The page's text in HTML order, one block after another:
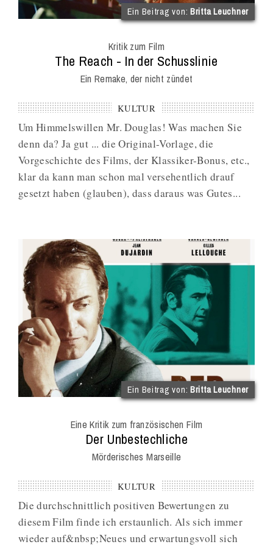
Ein Beitrag von:Britta Leuchner
Kritik zum Film
:
The Reach - In der Schusslinie
Ein Remake, der nicht zündet
KULTUR
Um Himmelswillen Mr. Douglas! Was machen Sie
denn da? Ja gut ... die Original-Vorlage, die
Vorgeschichte des Films, der Klassiker-Bonus, etc.,
klar da kann man schon mal versehentlich drauf
gesetzt haben (glauben), dass daraus was Gutes...
Ein Beitrag von:Britta Leuchner
Eine Kritik zum französischen Film
:
Der Unbestechliche
Mörderisches Marseille
KULTUR
Die durchschnittlich positiven Bewertungen zu
diesem Film finde ich erstaunlich. Als sich immer
wieder auf&nbsp;Neues und erwartungsvoll sich